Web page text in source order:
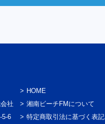
社
5-6
HOME
湘南ビーチFMについて
特定商取引法に基づく表記